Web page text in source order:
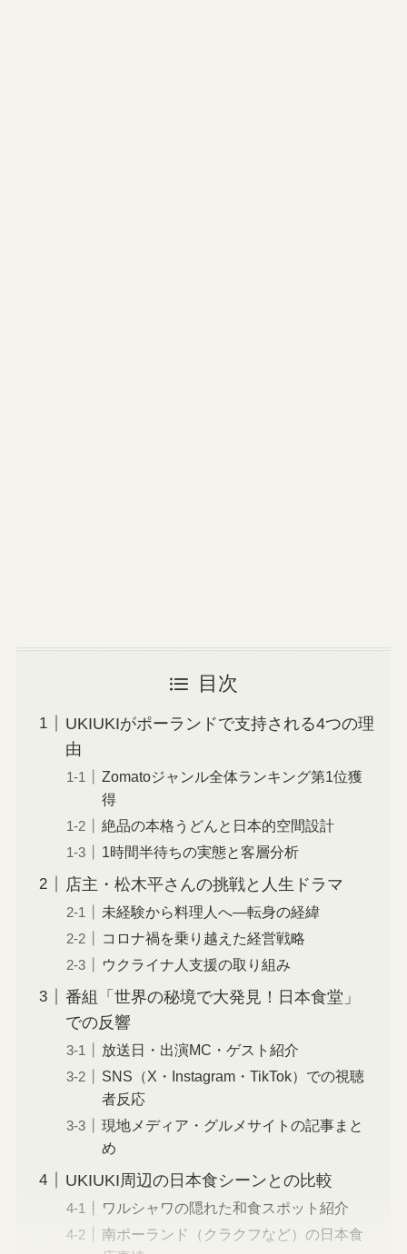
目次
UKIUKIがポーランドで支持される4つの理
由
Zomatoジャンル全体ランキング第1位獲
得
絶品の本格うどんと日本的空間設計
1時間半待ちの実態と客層分析
店主・松木平さんの挑戦と人生ドラマ
未経験から料理人へ—転身の経緯
コロナ禍を乗り越えた経営戦略
ウクライナ人支援の取り組み
番組「世界の秘境で大発見！日本食堂」
での反響
放送日・出演MC・ゲスト紹介
SNS（X・Instagram・TikTok）での視聴
者反応
現地メディア・グルメサイトの記事まと
め
UKIUKI周辺の日本食シーンとの比較
ワルシャワの隠れた和食スポット紹介
南ポーランド（クラクフなど）の日本食